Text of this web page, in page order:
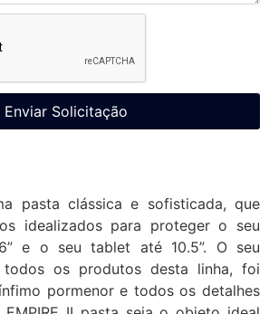
Enviar Solicitação
pasta clássica e sofisticada, que
idealizados para proteger o seu
e o seu tablet até 10.5”. O seu
os produtos desta linha, foi
pormenor e todos os detalhes